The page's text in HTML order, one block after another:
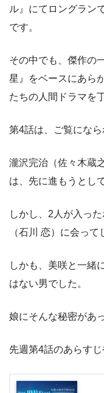
ル』にてロングラン
です。
その中でも、傑作の
星』をベースにあら
たちの人間ドラマを
第4話は、ご覧になら
瀧沢完治（佐々木蔵
は、先に進もうとし
しかし、2人が入っ
（石川 恋）に会って
しかも、美咲と一緒
はない男でした。
娘にそんな秘密があ
先週第4話のあらす